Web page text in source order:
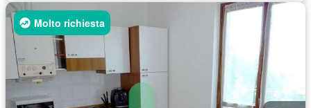
Molto richiesta